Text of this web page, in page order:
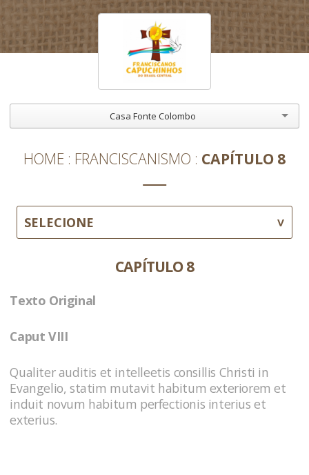
Casa Fonte Colombo
HOME FRANCISCANISMO CAPÍTULO 8
SELECIONE
CAPÍTULO 8
Texto Original
Caput VIII
Qualiter auditis et intelleetis consillis Christi in
Evangelio, statim mutavit habitum exteriorem et
induit novum habitum perfectionis interius et
exterius.